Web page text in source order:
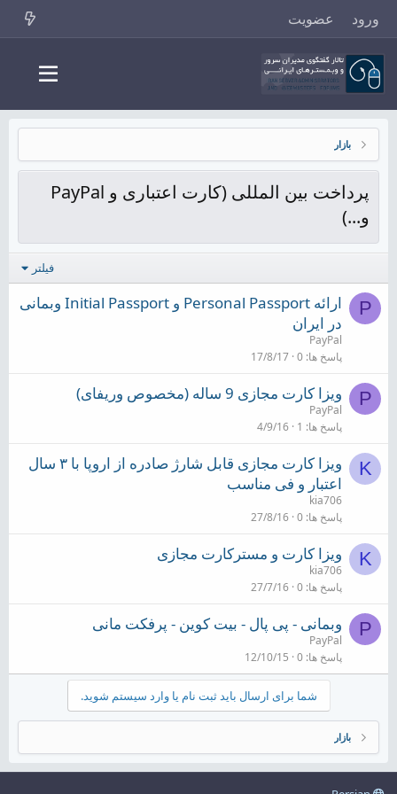
ورود عضویت
بازار
پرداخت بین المللی (کارت اعتباری و PayPal
و...)
فیلتر
P
ارائه Personal Passport و Initial Passport وبمانی
در ایران
PayPal
پاسخ ها 0
17/8/17
P ویزا کارت مجازی 9 ساله (مخصوص وریفای)
PayPal
پاسخ ها 1
4/9/16
K
ویزا کارت مجازی قابل شارژ صادره از اروپا با ۳ سال
اعتبار و فی مناسب
kia706
پاسخ ها 0
27/8/16
K ویزا کارت و مسترکارت مجازی
kia706
پاسخ ها 0
27/7/16
P وبمانی - پی پال - بیت کوین - پرفکت مانی
PayPal
پاسخ ها 0
12/10/15
شما برای ارسال باید ثبت نام یا وارد سیستم شوید.
بازار